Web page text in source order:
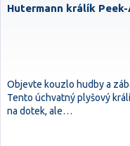
Hutermann králík
Objevte kouzlo hudby a
Tento úchvatný plyšový
na dotek, ale…